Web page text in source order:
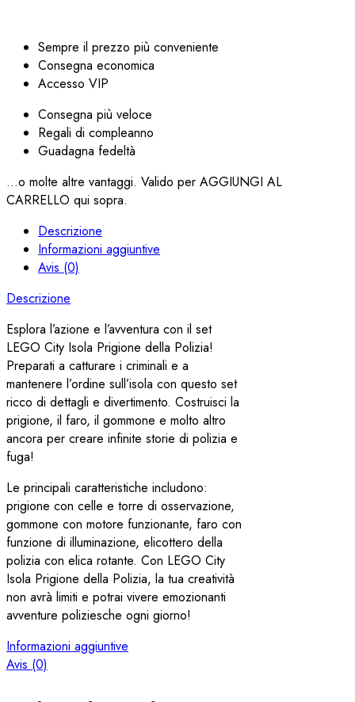
Sempre il prezzo più conveniente
Consegna economica
Accesso VIP
Consegna più veloce
Regali di compleanno
Guadagna fedeltà
...o molte altre vantaggi. Valido per AGGIUNGI AL
CARRELLO qui sopra.
Descrizione
Informazioni aggiuntive
Avis (0)
Descrizione
Esplora l’azione e l’avventura con il set
LEGO City Isola Prigione della Polizia!
Preparati a catturare i criminali e a
mantenere l’ordine sull’isola con questo set
ricco di dettagli e divertimento. Costruisci la
prigione, il faro, il gommone e molto altro
ancora per creare infinite storie di polizia e
fuga!
Le principali caratteristiche includono:
prigione con celle e torre di osservazione,
gommone con motore funzionante, faro con
funzione di illuminazione, elicottero della
polizia con elica rotante. Con LEGO City
Isola Prigione della Polizia, la tua creatività
non avrà limiti e potrai vivere emozionanti
avventure poliziesche ogni giorno!
Informazioni aggiuntive
Avis (0)